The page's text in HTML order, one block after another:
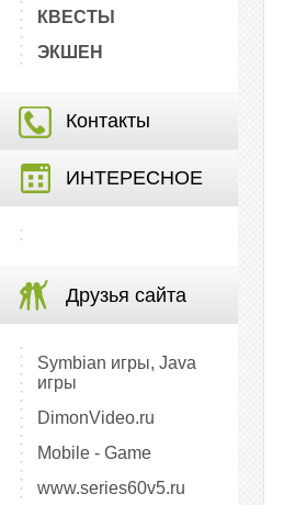
КВЕСТЫ
ЭКШЕН
Контакты
ИНТЕРЕСНОЕ
Друзья сайта
Symbian игры, Java
игры
DimonVideo.ru
Mobile - Game
www.series60v5.ru